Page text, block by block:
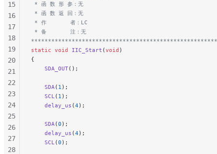
* 函 数 形 参：无
* 函 数 返 回：无
* 作       者：LC
* 备       注：无
static void IIC_Start (void )
{
    SDA_OUT
();
    SDA
( 1 );
    SCL
( 1 );
    delay_us
(4);
    SDA
(0 );
    delay_us
(4);
    SCL
(0 );
15
16
17
18
19
20
21
22
23
24
25
26
27
28